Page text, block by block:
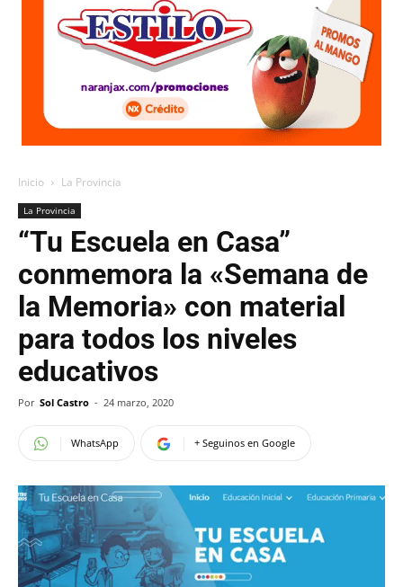
Inicio La Provincia
La Provincia
“Tu Escuela en Casa”
conmemora la «Semana de
la Memoria» con material
para todos los niveles
educativos
Por Sol Castro - 24 marzo, 2020
WhatsApp + Seguinos en Google